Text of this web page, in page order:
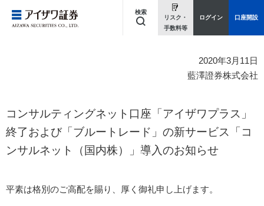
検索
リスク・
手数料等
ログイン 口座開設
2020年3月11日
藍澤證券株式会社
コンサルティングネット口座「アイザワプラス」
終了および「ブルートレード」の新サービス「コ
ンサルネット（国内株）」導入のお知らせ
平素は格別のご高配を賜り、厚く御礼申し上げます。